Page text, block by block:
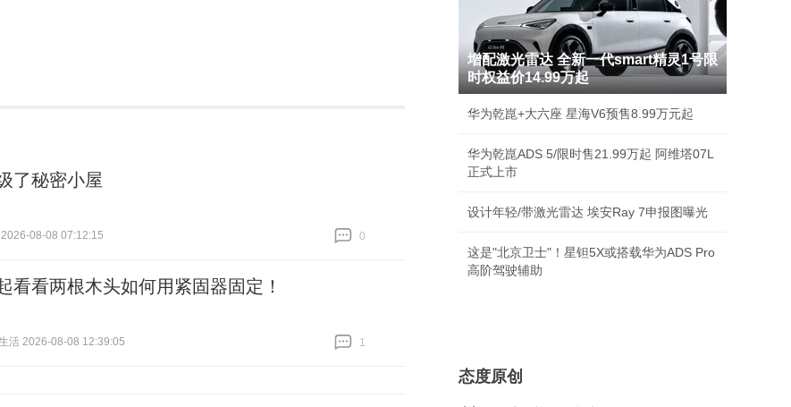
了秘密小屋
08-08 07:12:15
0
看看两根木头如何用紧固器固定！
活 2026-08-08 12:39:05
1
增配激光雷达 全新一代smart精灵1号限
时权益价14.99万起
华为乾崑+大六座 星海V6预售8.99万元起
华为乾崑ADS 5/限时售21.99万起 阿维塔07L
正式上市
设计年轻/带激光雷达 埃安Ray 7申报图曝光
这是"北京卫士"！星钽5X或搭载华为ADS Pro
高阶驾驶辅助
态度原创